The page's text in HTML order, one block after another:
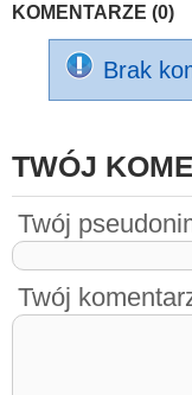
KOMENTARZE (0)
Brak
TWÓJ
Twój
Twój